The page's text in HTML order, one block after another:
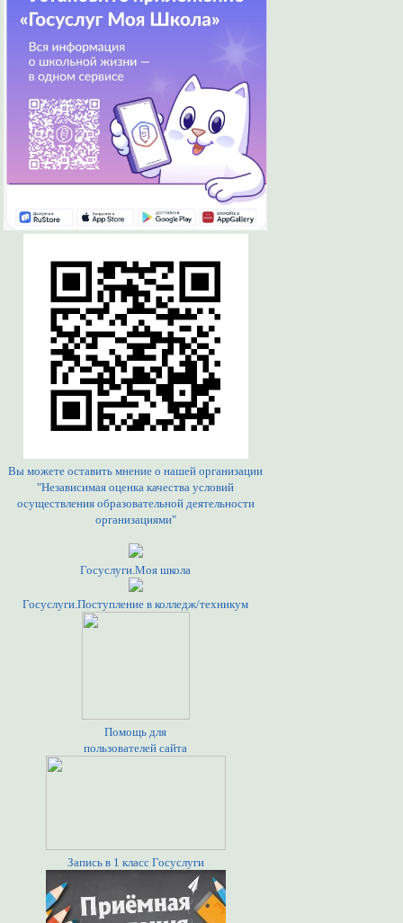
Вы можете оставить мнение о нашей организации
"Независимая оценка качества условий
осуществления образовательной деятельности
организациями"
Госуслуги.Моя школа
Госуслуги.Поступление в колледж/техникум
Помощь для
пользователей сайта
Запись в 1 класс Госуслуги